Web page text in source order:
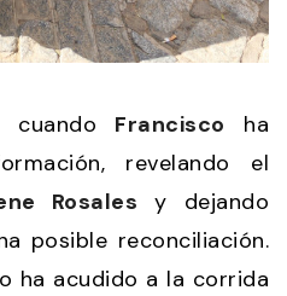
Francisco ha
revelando el
Rosales y dejando
posible reconciliación.
ha acudido a la corrida